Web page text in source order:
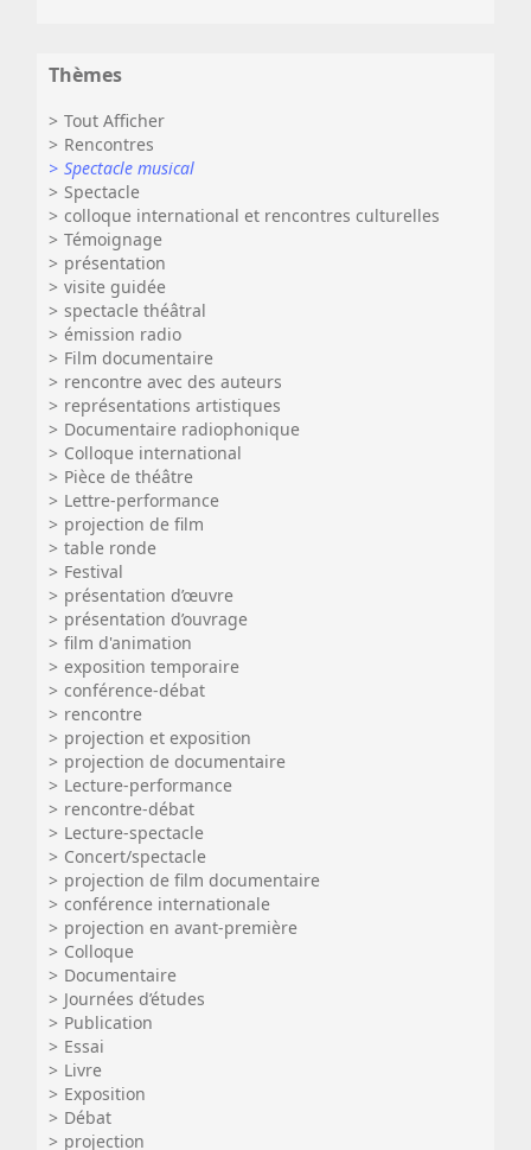
Thèmes
Tout Afficher
Rencontres
Spectacle musical
Spectacle
colloque international et rencontres culturelles
Témoignage
présentation
visite guidée
spectacle théâtral
émission radio
Film documentaire
rencontre avec des auteurs
représentations artistiques
Documentaire radiophonique
Colloque international
Pièce de théâtre
Lettre-performance
projection de film
table ronde
Festival
présentation d’œuvre
présentation d’ouvrage
film d'animation
exposition temporaire
conférence-débat
rencontre
projection et exposition
projection de documentaire
Lecture-performance
rencontre-débat
Lecture-spectacle
Concert/spectacle
projection de film documentaire
conférence internationale
projection en avant-première
Colloque
Documentaire
Journées d’études
Publication
Essai
Livre
Exposition
Débat
projection